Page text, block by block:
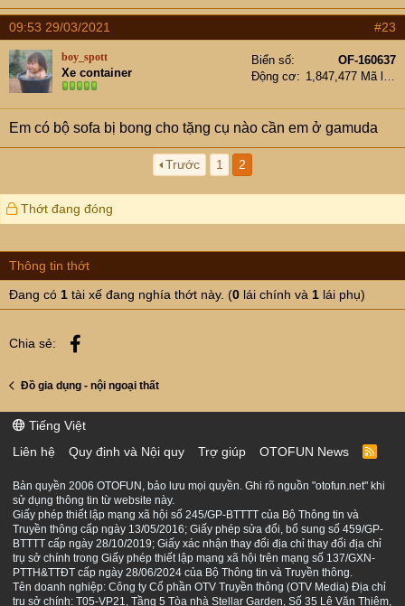
09:53 29/03/2021 #23
boy_spott
Xe container
Biển số
OF-160637
Động cơ
1,847,477 Mã lực
Em có bộ sofa bị bong cho tặng cụ nào cần em ở gamuda
Trước 1 2
Thớt đang đóng
Thông tin thớt
Đang có 1 tài xế đang nghía thớt này. (0 lái chính và 1 lái phụ)
Chia sẻ:
Đồ gia dụng - nội ngoại thất
Tiếng Việt
Liên hệ
Quy định và Nội quy Trợ giúp OTOFUN News
R
S
Bản quyền 2006 OTOFUN, bảo lưu mọi quyền. Ghi rõ nguồn "otofun.net" khi
sử dụng thông tin từ website này.
Giấy phép thiết lập mạng xã hội số 245/GP-BTTTT của Bộ Thông tin và
Truyền thông cấp ngày 13/05/2016; Giấy phép sửa đổi, bổ sung số 459/GP-
BTTTT cấp ngày 28/10/2019; Giấy xác nhận thay đổi địa chỉ thay đổi địa chỉ
trụ sở chính trong Giấy phép thiết lập mạng xã hội trên mạng số 137/GXN-
PTTH&TTĐT cấp ngày 28/06/2024 của Bộ Thông tin và Truyền thông.
Tên doanh nghiệp: Công ty Cổ phần OTV Truyền thông (OTV Media) Địa chỉ
trụ sở chính: T05-VP21, Tầng 5 Tòa nhà Stellar Garden, Số 35 Lê Văn Thiêm,